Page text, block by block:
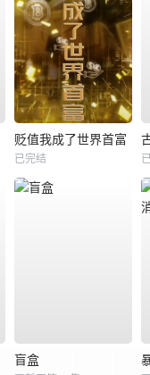
贬值我成了世界首富
已完结
盲盒